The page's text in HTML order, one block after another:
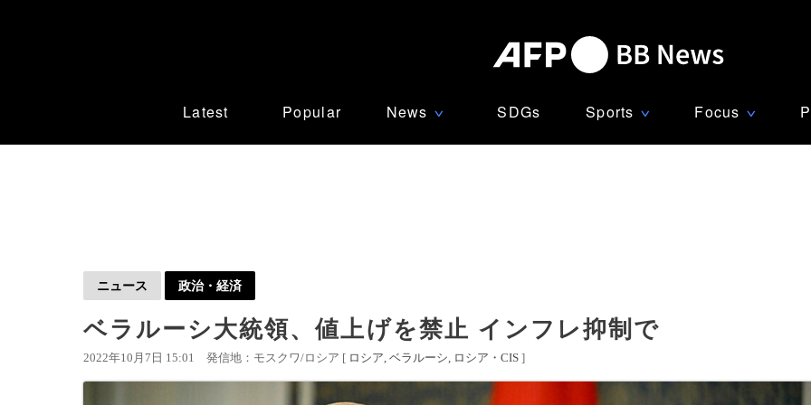
Latest Popular News ∨ SDGs Sports ∨ Focus ∨
ニュース 政治・経済
ベラルーシ大統領、値上げを禁止 インフレ抑制で
2022年10月7日 15:01 発信地：モスクワ/ロシア [ ロシア ベラルーシ ロシア・CIS ]